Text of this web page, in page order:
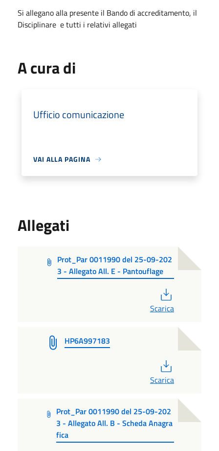
Si allegano alla presente il Bando di accreditamento, il
Disciplinare e tutti i relativi allegati
A cura di
Ufficio comunicazione
VAI ALLA PAGINA
Allegati
Prot_Par 0011990 del 25-09-202
3 - Allegato All. E - Pantouflage
Scarica
HP6A997183
Scarica
Prot_Par 0011990 del 25-09-202
3 - Allegato All. B - Scheda Anagra
fica